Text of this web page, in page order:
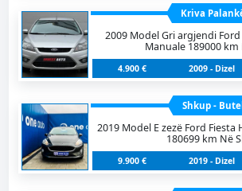
Kriva
2009 Model Gri argjendi
Manuale 189000 km
4.900 € 2009 - Dizel
Shkup - Butel
2019 Model E zezë Ford
180699 km Në
9.900 € 2019 - Dizel